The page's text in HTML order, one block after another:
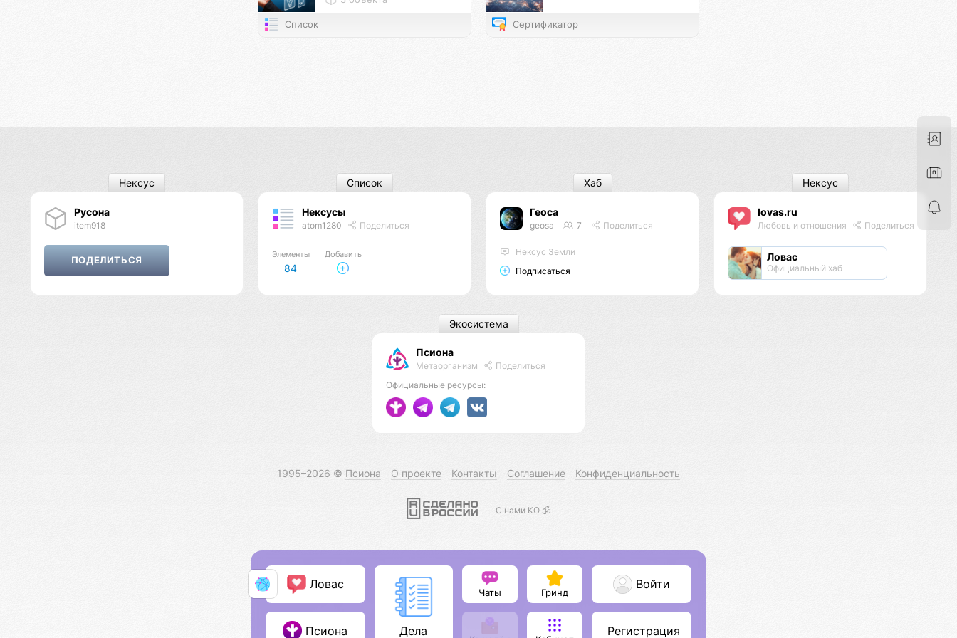
Список Сертификатор
Русона
item918
Нексус
Нексусы
atom1280 Поделиться
Элементы
84
Добавить
Список
Геоса
geosa 7 Поделиться
Нексус Земли
Подписаться
Хаб
lovas.ru
Любовь и отношения Поделиться
Ловас
Официальный хаб
Нексус
Псиона
Метаорганизм
Поделиться
Официальные ресурсы:
Экосистема
1995–2026 © Псиона О проекте Контакты Соглашение Конфиденциальность
С нами КО 🕉️
Ловас
Псиона Дела
Чаты Гринд
Войти
Регистрация